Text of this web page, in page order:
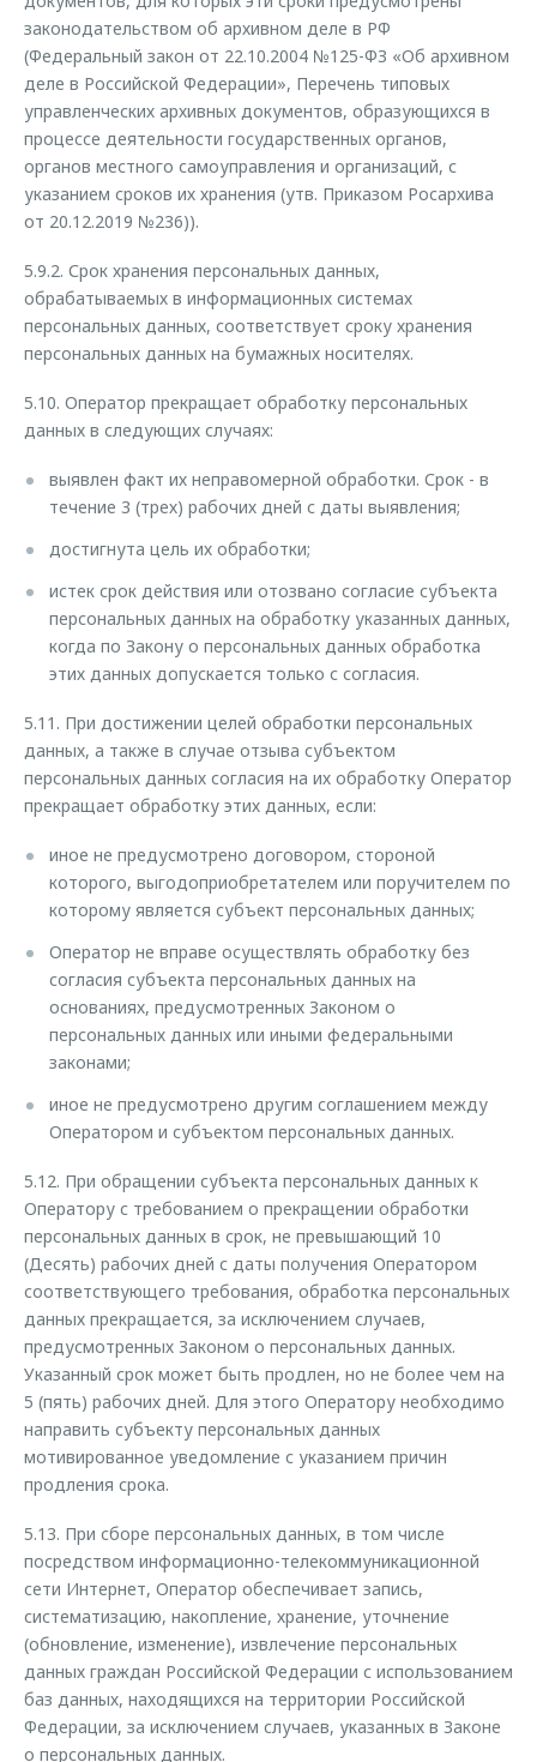
законодательством об архивном деле в РФ
(Федеральный закон от 22.10.2004 №125-ФЗ «Об архивном
деле в Российской Федерации», Перечень типовых
управленческих архивных документов, образующихся в
процессе деятельности государственных органов,
органов местного самоуправления и организаций, с
указанием сроков их хранения (утв. Приказом Росархива
от 20.12.2019 №236)).
5.9.2. Срок хранения персональных данных,
обрабатываемых в информационных системах
персональных данных, соответствует сроку хранения
персональных данных на бумажных носителях.
5.10. Оператор прекращает обработку персональных
данных в следующих случаях:
выявлен факт их неправомерной обработки. Срок - в
течение 3 (трех) рабочих дней с даты выявления;
достигнута цель их обработки;
истек срок действия или отозвано согласие субъекта
персональных данных на обработку указанных данных,
когда по Закону о персональных данных обработка
этих данных допускается только с согласия.
5.11. При достижении целей обработки персональных
данных, а также в случае отзыва субъектом
персональных данных согласия на их обработку Оператор
прекращает обработку этих данных, если:
иное не предусмотрено договором, стороной
которого, выгодоприобретателем или поручителем по
которому является субъект персональных данных;
Оператор не вправе осуществлять обработку без
согласия субъекта персональных данных на
основаниях, предусмотренных Законом о
персональных данных или иными федеральными
законами;
иное не предусмотрено другим соглашением между
Оператором и субъектом персональных данных.
5.12. При обращении субъекта персональных данных к
Оператору с требованием о прекращении обработки
персональных данных в срок, не превышающий 10
(Десять) рабочих дней с даты получения Оператором
соответствующего требования, обработка персональных
данных прекращается, за исключением случаев,
предусмотренных Законом о персональных данных.
Указанный срок может быть продлен, но не более чем на
5 (пять) рабочих дней. Для этого Оператору необходимо
направить субъекту персональных данных
мотивированное уведомление с указанием причин
продления срока.
5.13. При сборе персональных данных, в том числе
посредством информационно-телекоммуникационной
сети Интернет, Оператор обеспечивает запись,
систематизацию, накопление, хранение, уточнение
(обновление, изменение), извлечение персональных
данных граждан Российской Федерации с использованием
баз данных, находящихся на территории Российской
Федерации, за исключением случаев, указанных в Законе
о персональных данных.